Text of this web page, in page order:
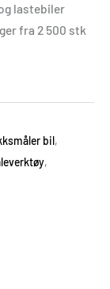
lastebiler
fra 2 500 stk
bil,
,